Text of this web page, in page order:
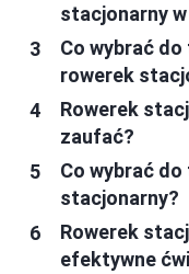
stacjonarny
Co wybrać
rowerek
Rowerek
zaufać?
Co wybrać
stacjonarny?
Rowerek
efektywne